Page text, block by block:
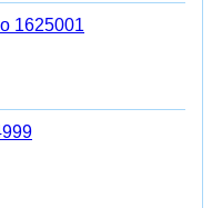
1625001